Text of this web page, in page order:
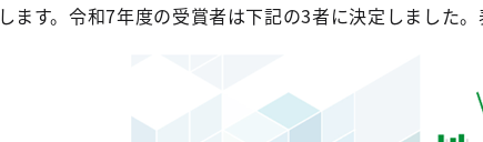
します。令和7年度の受賞者は下記の3者に決定しました